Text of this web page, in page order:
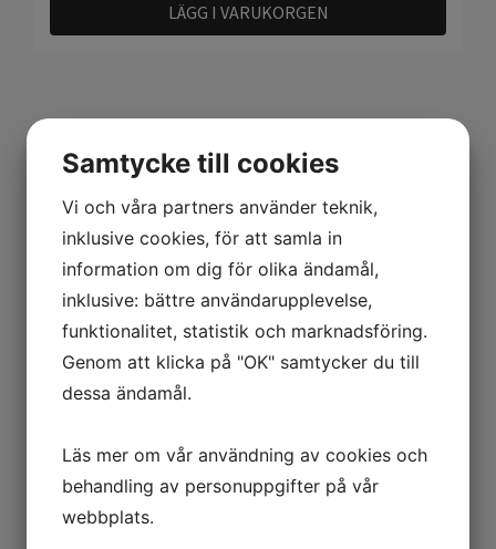
LÄGG I VARUKORGEN
Relaterade produkter
Samtycke till cookies
Vi och våra partners använder teknik,
inklusive cookies, för att samla in
information om dig för olika ändamål,
inklusive: bättre användarupplevelse,
funktionalitet, statistik och marknadsföring.
Genom att klicka på "OK" samtycker du till
dessa ändamål.
Läs mer om vår användning av cookies och
behandling av personuppgifter på vår
webbplats.